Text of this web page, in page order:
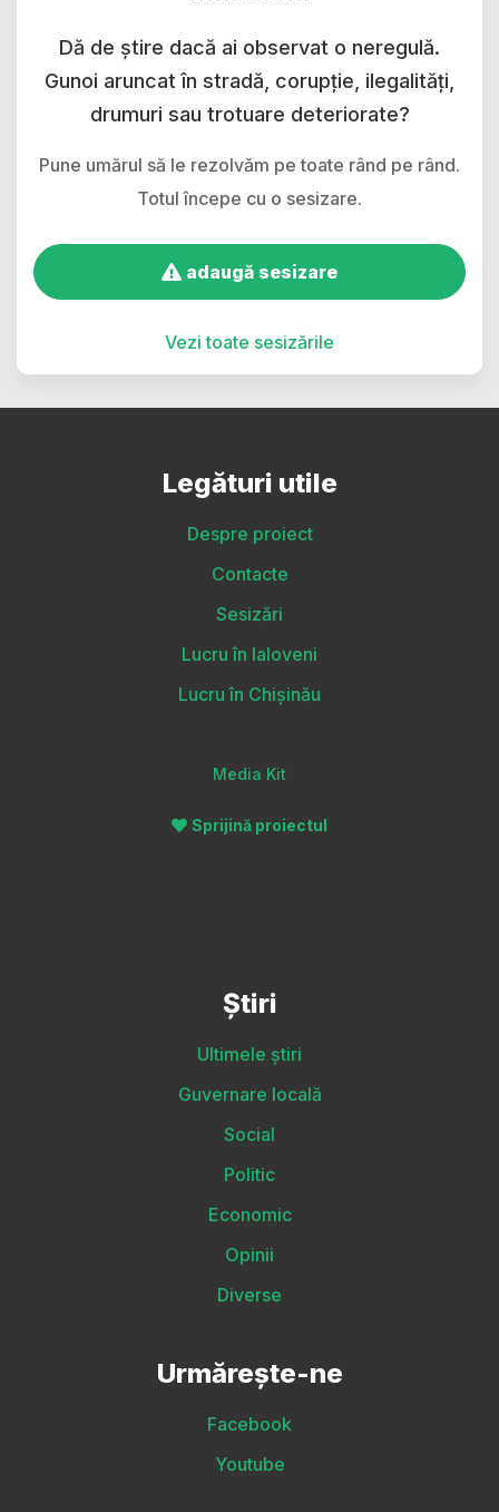
Dă de știre dacă ai observat o neregulă.
Gunoi aruncat în stradă, corupție, ilegalități,
drumuri sau trotuare deteriorate?
Pune umărul să le rezolvăm pe toate rând pe rând.
Totul începe cu o sesizare.
adaugă sesizare
Vezi toate sesizările
Legături utile
Despre proiect
Contacte
Sesizări
Lucru în Ialoveni
Lucru în Chișinău
Media Kit
Sprijină proiectul
Știri
Ultimele știri
Guvernare locală
Social
Politic
Economic
Opinii
Diverse
Urmărește-ne
Facebook
Youtube